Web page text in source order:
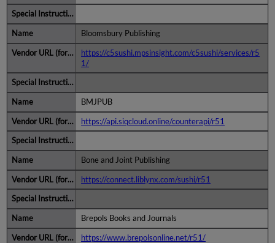
Bloomsbury Publishing
https://c5sushi.mpsinsight.com/c5sushi/services/r5
1/
BMJPUB
https://api.siqcloud.online/counterapi/r51
Bone and Joint Publishing
https://connect.liblynx.com/sushi/r51
Brepols Books and Journals
https://www.brepolsonline.net/r51/